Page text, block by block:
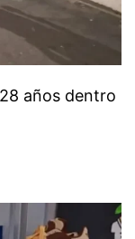
años dentro